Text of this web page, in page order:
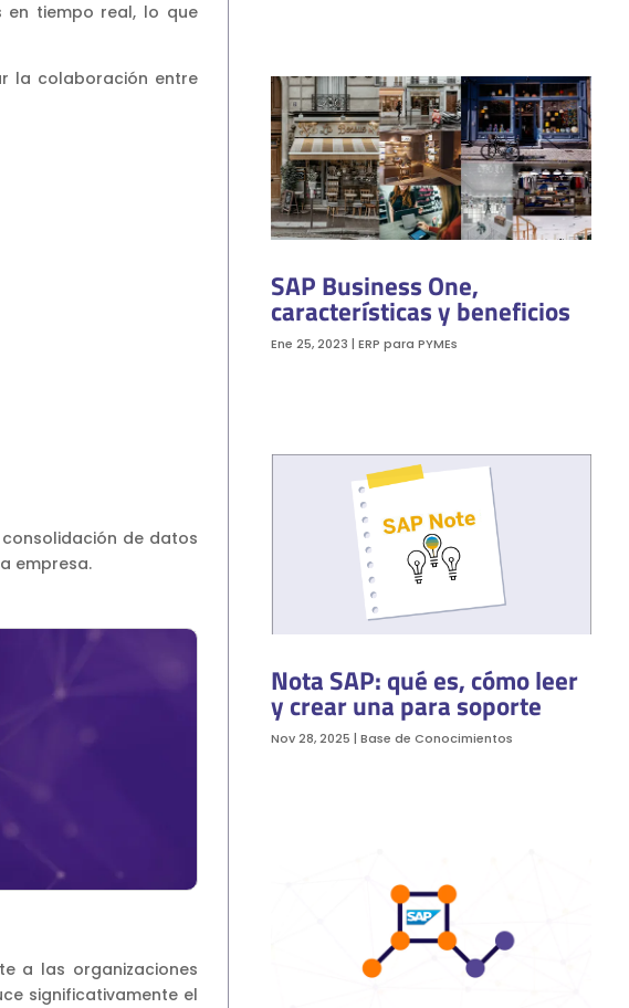
en tiempo real, lo que
la colaboración entre
de datos
empresa.
a las organizaciones
significativamente el
SAP Business One,
características y beneficios
Ene 25, 2023 | ERP para PYMEs
Nota SAP: qué es, cómo leer
y crear una para soporte
Nov 28, 2025 | Base de Conocimientos